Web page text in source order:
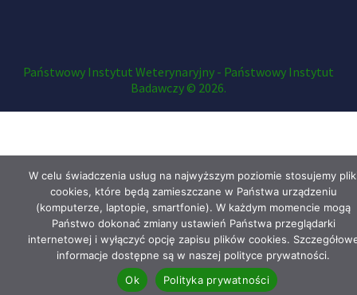
Państwowy Instytut Weterynaryjny - Państwowy Instytut
Badawczy © 2026.
W celu świadczenia usług na najwyższym poziomie stosujemy
cookies, które będą zamieszczane w Państwa urządzeniu
(komputerze, laptopie, smartfonie). W każdym momencie mogą
Państwo dokonać zmiany ustawień Państwa przeglądarki
internetowej i wyłączyć opcję zapisu plików cookies.
informacje dostępne są w naszej polityce prywatności.
Ok
Polityka prywatności